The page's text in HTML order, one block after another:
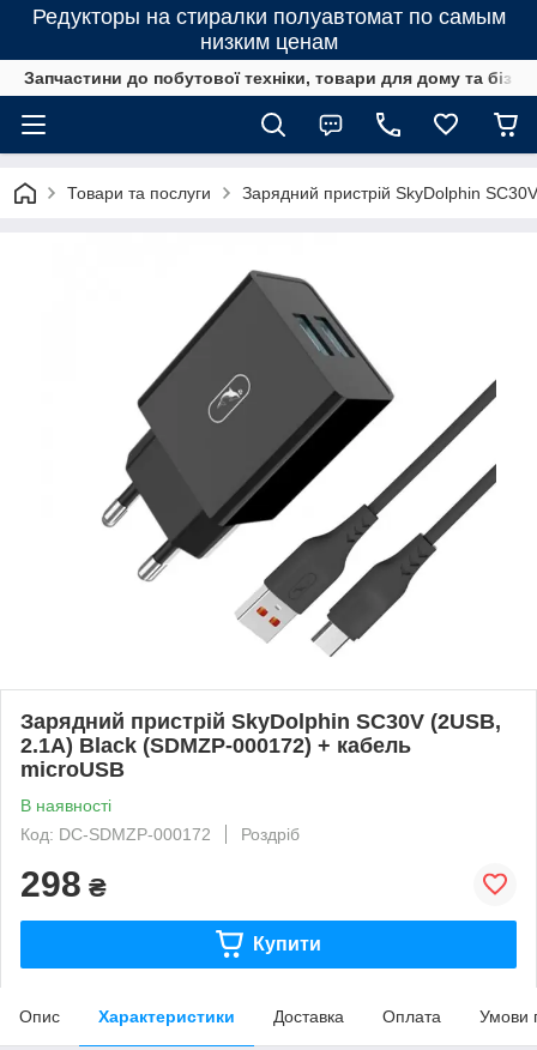
Редукторы на стиралки полуавтомат по самым
низким ценам
Запчастини до побутової техніки, товари для дому та
Товари та послуги Зарядний пристрій SkyDolphin
Зарядний пристрій SkyDolphin SC30V (2USB,
2.1A) Black (SDMZP-000172) + кабель
microUSB
В наявності
Код: DC-SDMZP-000172
Роздріб
298 ₴
Купити
Опис Характеристики Доставка Оплата Умови